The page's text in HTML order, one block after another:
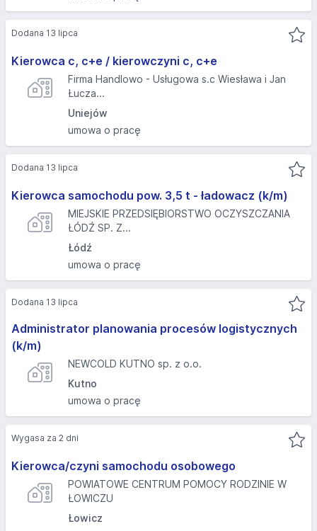
Kierowca c, c+e / kierowczyni c, c+e
Firma Handlowo - Usługowa s.c Wiesława i Jan
Łucza...
Uniejów
umowa o pracę
Dodana 13 lipca
Kierowca samochodu pow. 3,5 t - ładowacz (k/m)
MIEJSKIE PRZEDSIĘBIORSTWO OCZYSZCZANIA
ŁÓDŹ SP. Z...
Łódź
umowa o pracę
Dodana 13 lipca
Administrator planowania procesów logistycznych
(k/m)
NEWCOLD KUTNO sp. z o.o.
Kutno
umowa o pracę
Dodana 13 lipca
Kierowca/czyni samochodu osobowego
POWIATOWE CENTRUM POMOCY RODZINIE W
ŁOWICZU
Łowicz
Wygasa za 2 dni